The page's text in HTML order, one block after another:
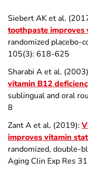
Siebert AK et al.
toothpaste improves
randomized placebo-
105(3): 618-625
Sharabi A et al.
vitamin B12
sublingual and oral
8
Zant A et al. (2019):
improves vitamin
randomized, double-
Aging Clin Exp Res